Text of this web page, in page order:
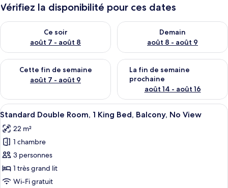
Vérifiez la disponibilité pour ces dates
Ce soir
août 7 - août 8
Vérifier la disponibilité pour ce soir août 7 - août 8
Demain
août 8 - août 9
Vérifier la disponibilité pour
Cette fin de semaine
août 7 - août 9
Vérifier la disponibilité pour cette fin de semaine août 7 -
La fin de semaine
prochaine
août 14 - août 16
Vérifier la disponibilité pour
Afficher
toutes
les
photos
pour
ce
type
Standard Double Room, 1 King
11
Standard Double Room, 1 King Bed, Balcony, No View
22 m²
1 chambre
3 personnes
1 très grand lit
Wi-Fi gratuit